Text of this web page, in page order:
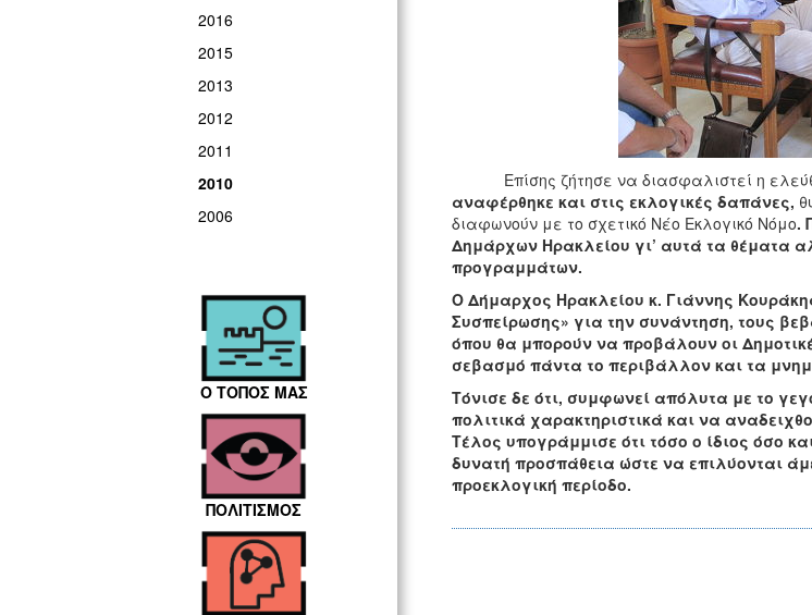
2016
2015
2013
2012
2011
2010
2006
Ο ΤΟΠΟΣ ΜΑΣ
ΠΟΛΙΤΙΣΜΟΣ
Επίσης ζήτησε να διασφαλιστεί η
αναφέρθηκε και στις εκλογικές δαπάνες,
διαφωνούν με το σχετικό Νέο Εκλογικό Νόμο.
Δημάρχων Ηρακλείου γι’ αυτά τα θέματα
προγραμμάτων.
Ο Δήμαρχος Ηρακλείου κ. Γιάννης
Συσπείρωσης» για την συνάντηση, τους
όπου θα μπορούν να προβάλουν οι
σεβασμό πάντα το περιβάλλον και τα
Τόνισε δε ότι, συμφωνεί απόλυτα με το
πολιτικά χαρακτηριστικά και να
Τέλος υπογράμμισε ότι τόσο ο ίδιος όσο
δυνατή προσπάθεια ώστε να επιλύονται
προεκλογική περίοδο.